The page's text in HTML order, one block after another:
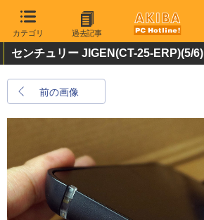
カテゴリ 過去記事
センチュリー JIGEN(CT-25-ERP)(5/6)
前の画像